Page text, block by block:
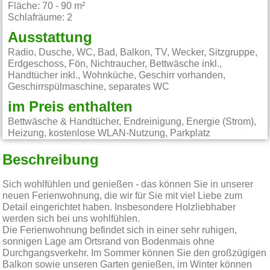
Fläche: 70 - 90 m²
Schlafräume: 2
Ausstattung
Radio, Dusche, WC, Bad, Balkon, TV, Wecker, Sitzgruppe,
Erdgeschoss, Fön, Nichtraucher, Bettwäsche inkl.,
Handtücher inkl., Wohnküche, Geschirr vorhanden,
Geschirrspülmaschine, separates WC
im Preis enthalten
Bettwäsche & Handtücher, Endreinigung, Energie (Strom),
Heizung, kostenlose WLAN-Nutzung, Parkplatz
Beschreibung
Sich wohlfühlen und genießen - das können Sie in unserer
neuen Ferienwohnung, die wir für Sie mit viel Liebe zum
Detail eingerichtet haben. Insbesondere Holzliebhaber
werden sich bei uns wohlfühlen.
Die Ferienwohnung befindet sich in einer sehr ruhigen,
sonnigen Lage am Ortsrand von Bodenmais ohne
Durchgangsverkehr. Im Sommer können Sie den großzügigen
Balkon sowie unseren Garten genießen, im Winter können